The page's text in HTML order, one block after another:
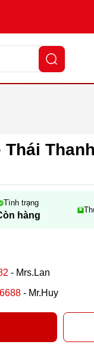
Tình trạng
hàng
- Mrs.Lan
- Mr.Huy